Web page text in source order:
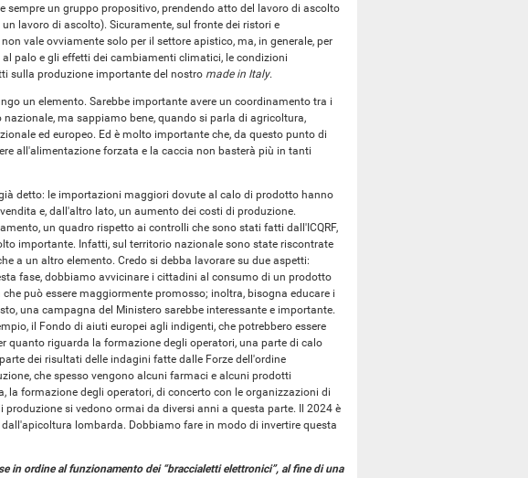
sempre un gruppo propositivo, prendendo atto del lavoro di ascolto
lavoro di ascolto). Sicuramente, sul fronte dei ristori e
vale ovviamente solo per il settore apistico, ma, in generale, per
palo e gli effetti dei cambiamenti climatici, le condizioni
sulla produzione importante del nostro made in Italy.
un elemento. Sarebbe importante avere un coordinamento tra i
ma sappiamo bene, quando si parla di agricoltura,
ed europeo. Ed è molto importante che, da questo punto di
all'alimentazione forzata e la caccia non basterà più in tanti
detto: le importazioni maggiori dovute al calo di prodotto hanno
e, dall'altro lato, un aumento dei costi di produzione.
un quadro rispetto ai controlli che sono stati fatti dall'ICQRF,
importante. Infatti, sul territorio nazionale sono state riscontrate
a un altro elemento. Credo si debba lavorare su due aspetti:
fase, dobbiamo avvicinare i cittadini al consumo di un prodotto
può essere maggiormente promosso; inoltra, bisogna educare i
una campagna del Ministero sarebbe interessante e importante.
il Fondo di aiuti europei agli indigenti, che potrebbero essere
quanto riguarda la formazione degli operatori, una parte di calo
dei risultati delle indagini fatte dalle Forze dell'ordine
che spesso vengono alcuni farmaci e alcuni prodotti
formazione degli operatori, di concerto con le organizzazioni di
si vedono ormai da diversi anni a questa parte. Il 2024 è
lombarda. Dobbiamo fare in modo di invertire questa
in ordine al funzionamento dei “braccialetti elettronici”, al fine di una